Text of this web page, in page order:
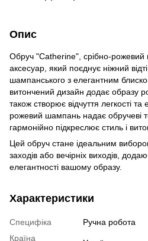
Опис
Обруч "Catherine", срібно-
аксесуар, який поєднує ніжний
шампанського з елегантним
витончений дизайн додає образу
також створює відчуття легкості та
рожевий шампань надає обручеві
гармонійно підкреслює стиль і
Цей обруч стане ідеальним
заходів або вечірніх виходів,
елегантності вашому образу.
Характеристики
Специфіка
Ручна робота
Країна